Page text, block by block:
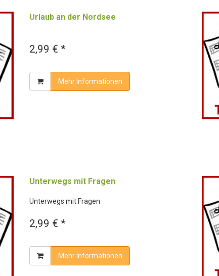
Urlaub an der Nordsee
2,99 € *
Mehr Informationen
Unterwegs mit Fragen
Unterwegs mit Fragen
2,99 € *
Mehr Informationen